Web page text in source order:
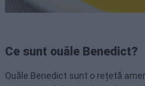
Ce sunt ouăle Benedict?
Ouăle Benedict sunt o rețetă